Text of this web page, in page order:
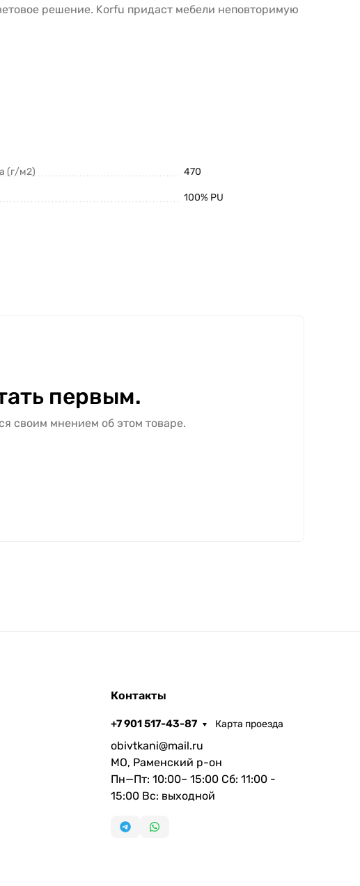
решение. Korfu придаст мебели неповторимую
(г/м2) 470
100% PU
первым.
своим мнением об этом товаре.
Контакты
+7 901 517-43-87 Карта проезда
obivtkani@mail.ru
МО, Раменский р-он
Пн—Пт: 10:00– 15:00 Сб: 11:00 -
15:00 Вс: выходной